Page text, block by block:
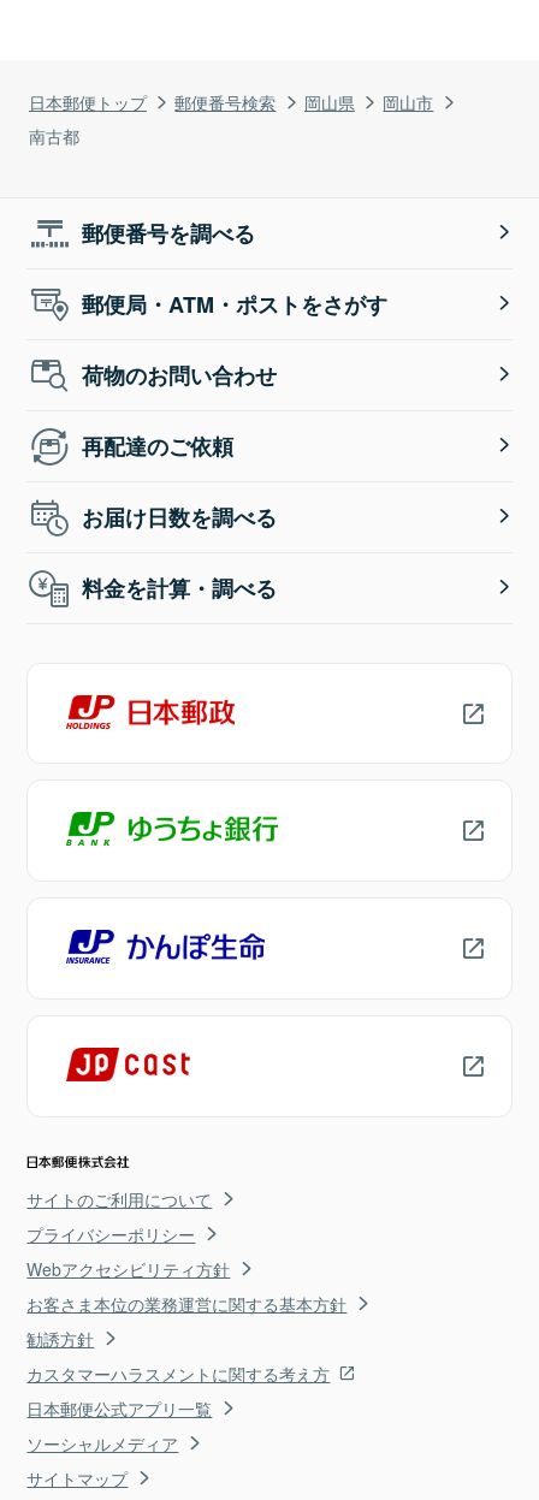
日本郵便トップ 郵便番号検索 岡山県
岡山市
南古都
郵便番号を調べる
郵便局・ATM・ポストをさがす
荷物のお問い合わせ
再配達のご依頼
お届け日数を調べる
料金を計算・調べる
サイトのご利用について
プライバシーポリシー
Webアクセシビリティ方針
お客さま本位の業務運営に関する基本方針
勧誘方針
カスタマーハラスメントに関する考え方
日本郵便公式アプリ一覧
ソーシャルメディア
サイトマップ